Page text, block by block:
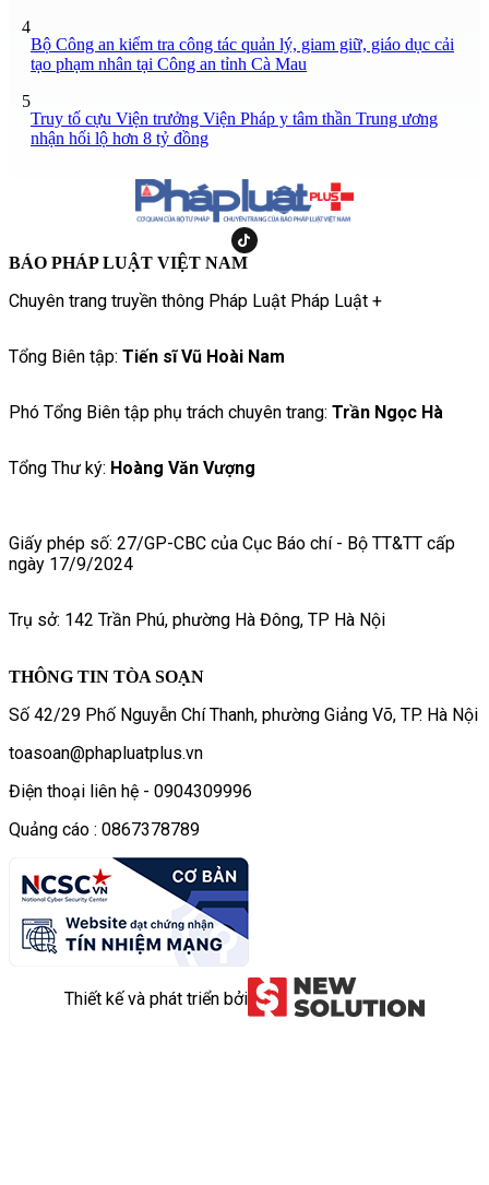
4
Bộ Công an kiểm tra công tác quản lý, giam giữ, giáo dục cải
tạo phạm nhân tại Công an tỉnh Cà Mau
5
Truy tố cựu Viện trưởng Viện Pháp y tâm thần Trung ương
nhận hối lộ hơn 8 tỷ đồng
BÁO PHÁP LUẬT VIỆT NAM
Chuyên trang truyền thông Pháp Luật Pháp Luật +
Tổng Biên tập: Tiến sĩ Vũ Hoài Nam
Phó Tổng Biên tập phụ trách chuyên trang: Trần Ngọc Hà
Tổng Thư ký: Hoàng Văn Vượng
Giấy phép số: 27/GP-CBC của Cục Báo chí - Bộ TT&TT cấp
ngày 17/9/2024
Trụ sở: 142 Trần Phú, phường Hà Đông, TP Hà Nội
THÔNG TIN TÒA SOẠN
Số 42/29 Phố Nguyễn Chí Thanh, phường Giảng Võ, TP. Hà Nội
toasoan@phapluatplus.vn
Điện thoại liên hệ - 0904309996
Quảng cáo : 0867378789
Thiết kế và phát triển bởi